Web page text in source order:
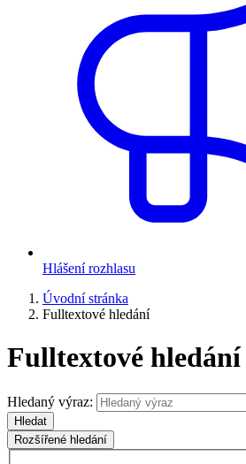
Hlášení rozhlasu
Úvodní stránka
Fulltextové hledání
Fulltextové hledání
Hledaný výraz:
Hledat
Rozšířené hledání